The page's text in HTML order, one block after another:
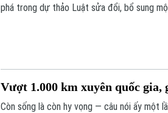
phá trong dự thảo Luật sửa đổi, bổ sung
Vượt 1.000 km xuyên quốc gia,
Còn sống là còn hy vọng — câu nói ấy một